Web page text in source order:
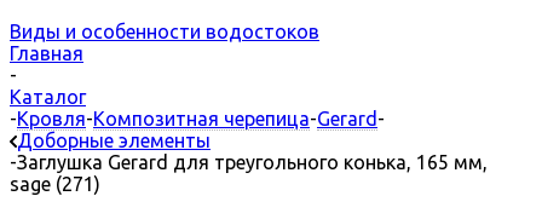
Виды и особенности водостоков
Главная
-
Каталог
-Кровля-Композитная черепица-Gerard -
Доборные элементы
-Заглушка Gerard для треугольного конька, 165 мм,
sage (271)